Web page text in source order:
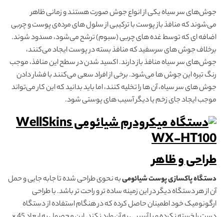
جوش‌های سر سیاه یکی از انواع جوش صورت هستند و زمانی ظاهر
می‌شوند که منافذ باز پوست با ترکیبی از سلول های مرده‌ی پوست و چربی
اضافه ای که توسط غده های چربی (سبوم) ترشح می‌شود، مسدود شوند.
برخلاف جوش های سرسفید که منافذ بسته در پوست ایجاد می‌کنند،
جوش‌های سر سیاه منافذ باز دارند. اکسید شدن در سطح این منافذ، موجب
رنگ تیره‌ این جوش ها می‌شود. برخی از افراد سعی می‌کنند با فشار دادن
جوش های سر سیاه، آن ها را تخلیه کنند، اما باید بدانید که این کار می‌تواند
موجب ایجاد جای زخم یا دیگر آسیب های پوستی شود.
طراحی و ظاهر
دستگاه پاکسازی پوست شیائومیبه نحوی طراحی شده تا جابه جایی و حمل
آن از هر دستگاه دیگر در این زمینه ساده تر و راحت تر باشد. با طراحی
ارگونومیک خود اطمینان حاصل کرده که در هنگام استفاده از دستگاه